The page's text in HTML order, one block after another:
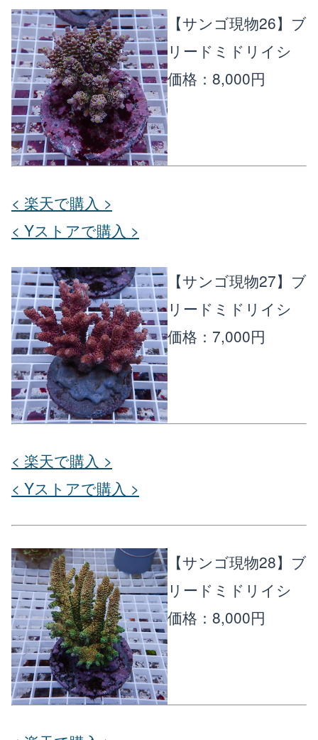
【サンゴ現物26】ブ
リードミドリイシ
価格：8,000円
< 楽天で購入 >
< Yストアで購入 >
【サンゴ現物27】ブ
リードミドリイシ
価格：7,000円
< 楽天で購入 >
< Yストアで購入 >
【サンゴ現物28】ブ
リードミドリイシ
価格：8,000円